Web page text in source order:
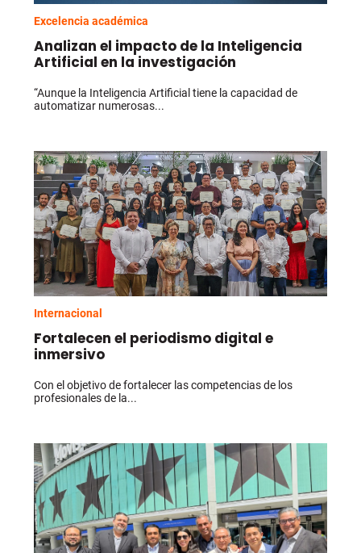
Excelencia académica
Analizan el impacto de la Inteligencia
Artificial en la investigación
“Aunque la Inteligencia Artificial tiene la capacidad de
automatizar numerosas...
Internacional
Fortalecen el periodismo digital e
inmersivo
Con el objetivo de fortalecer las competencias de los
profesionales de la...